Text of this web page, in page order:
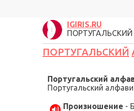
IGIRIS.RU
ПОРТУГАЛЬСКИЙ
ПОРТУГАЛЬСКИЙ
Португальский
Португальский
Произношение -